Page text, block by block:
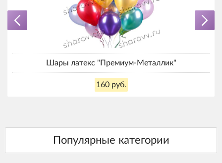
Шары латекс "Премиум-Металлик"
160 руб.